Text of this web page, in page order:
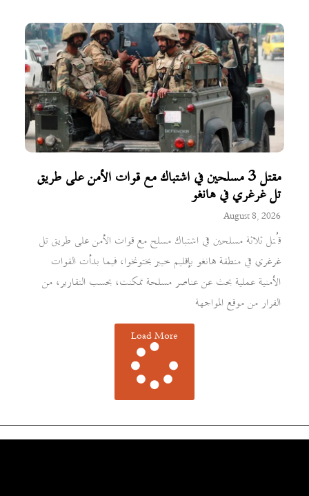
مقتل 3 مسلحين في اشتباك مع قوات الأمن على طريق
تل غرغري في هانغو
August 8, 2026
قُتل ثلاثة مسلحين في اشتباك مسلح مع قوات الأمن على طريق تل
غرغري في منطقة هانغو بإقليم خيبر بختونخوا، فيما بدأت القوات
الأمنية عملية بحث عن عناصر مسلحة تمكنت، بحسب التقارير، من
الفرار من موقع المواجهة
Load More